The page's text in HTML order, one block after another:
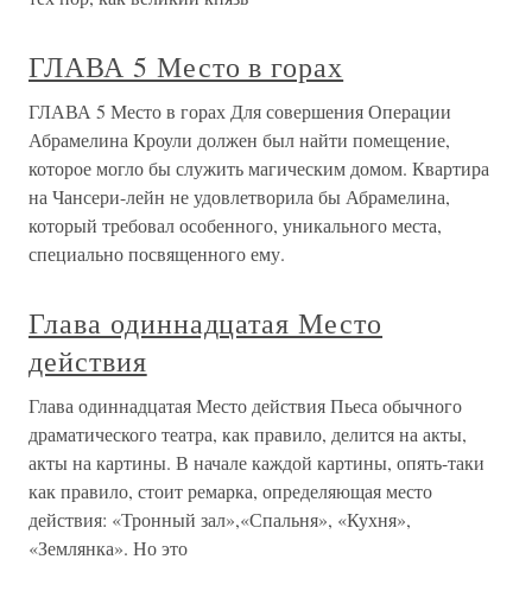
ГЛАВА 5 Место в горах
ГЛАВА 5 Место в горах Для совершения Операции
Абрамелина Кроули должен был найти помещение,
которое могло бы служить магическим домом. Квартира
на Чансери-лейн не удовлетворила бы Абрамелина,
который требовал особенного, уникального места,
специально посвященного ему.
Глава одиннадцатая Место
действия
Глава одиннадцатая Место действия Пьеса обычного
драматического театра, как правило, делится на акты,
акты на картины. В начале каждой картины, опять-таки
как правило, стоит ремарка, определяющая место
действия: «Тронный зал»,«Спальня», «Кухня»,
«Землянка». Но это